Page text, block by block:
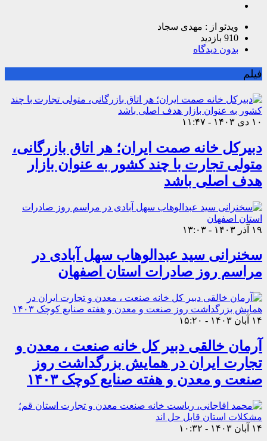
ویدئو از : مهدی سجاد
910 بازدید
بدون دیدگاه
فیلم
۱۰ دی ۱۴۰۳ - ۱۱:۴۷
دبیرکل خانه صمت ایران؛ هر اتاق بازرگانی،
متولی تجارت با چند کشور به عنوان بازار
هدف اصلی باشد
۱۹ آذر ۱۴۰۳ - ۱۳:۰۳
سخنرانی سید عبدالوهاب سهل آبادی در
مراسم روز صادرات استان اصفهان
۱۴ آبان ۱۴۰۳ - ۱۵:۲۰
آرمان خالقی دبیر کل خانه صنعت ، معدن و
تجارت ایران در همایش بزرگداشت روز
صنعت و معدن و هفته صنایع کوچک ۱۴۰۳
۱۴ آبان ۱۴۰۳ - ۱۰:۳۲